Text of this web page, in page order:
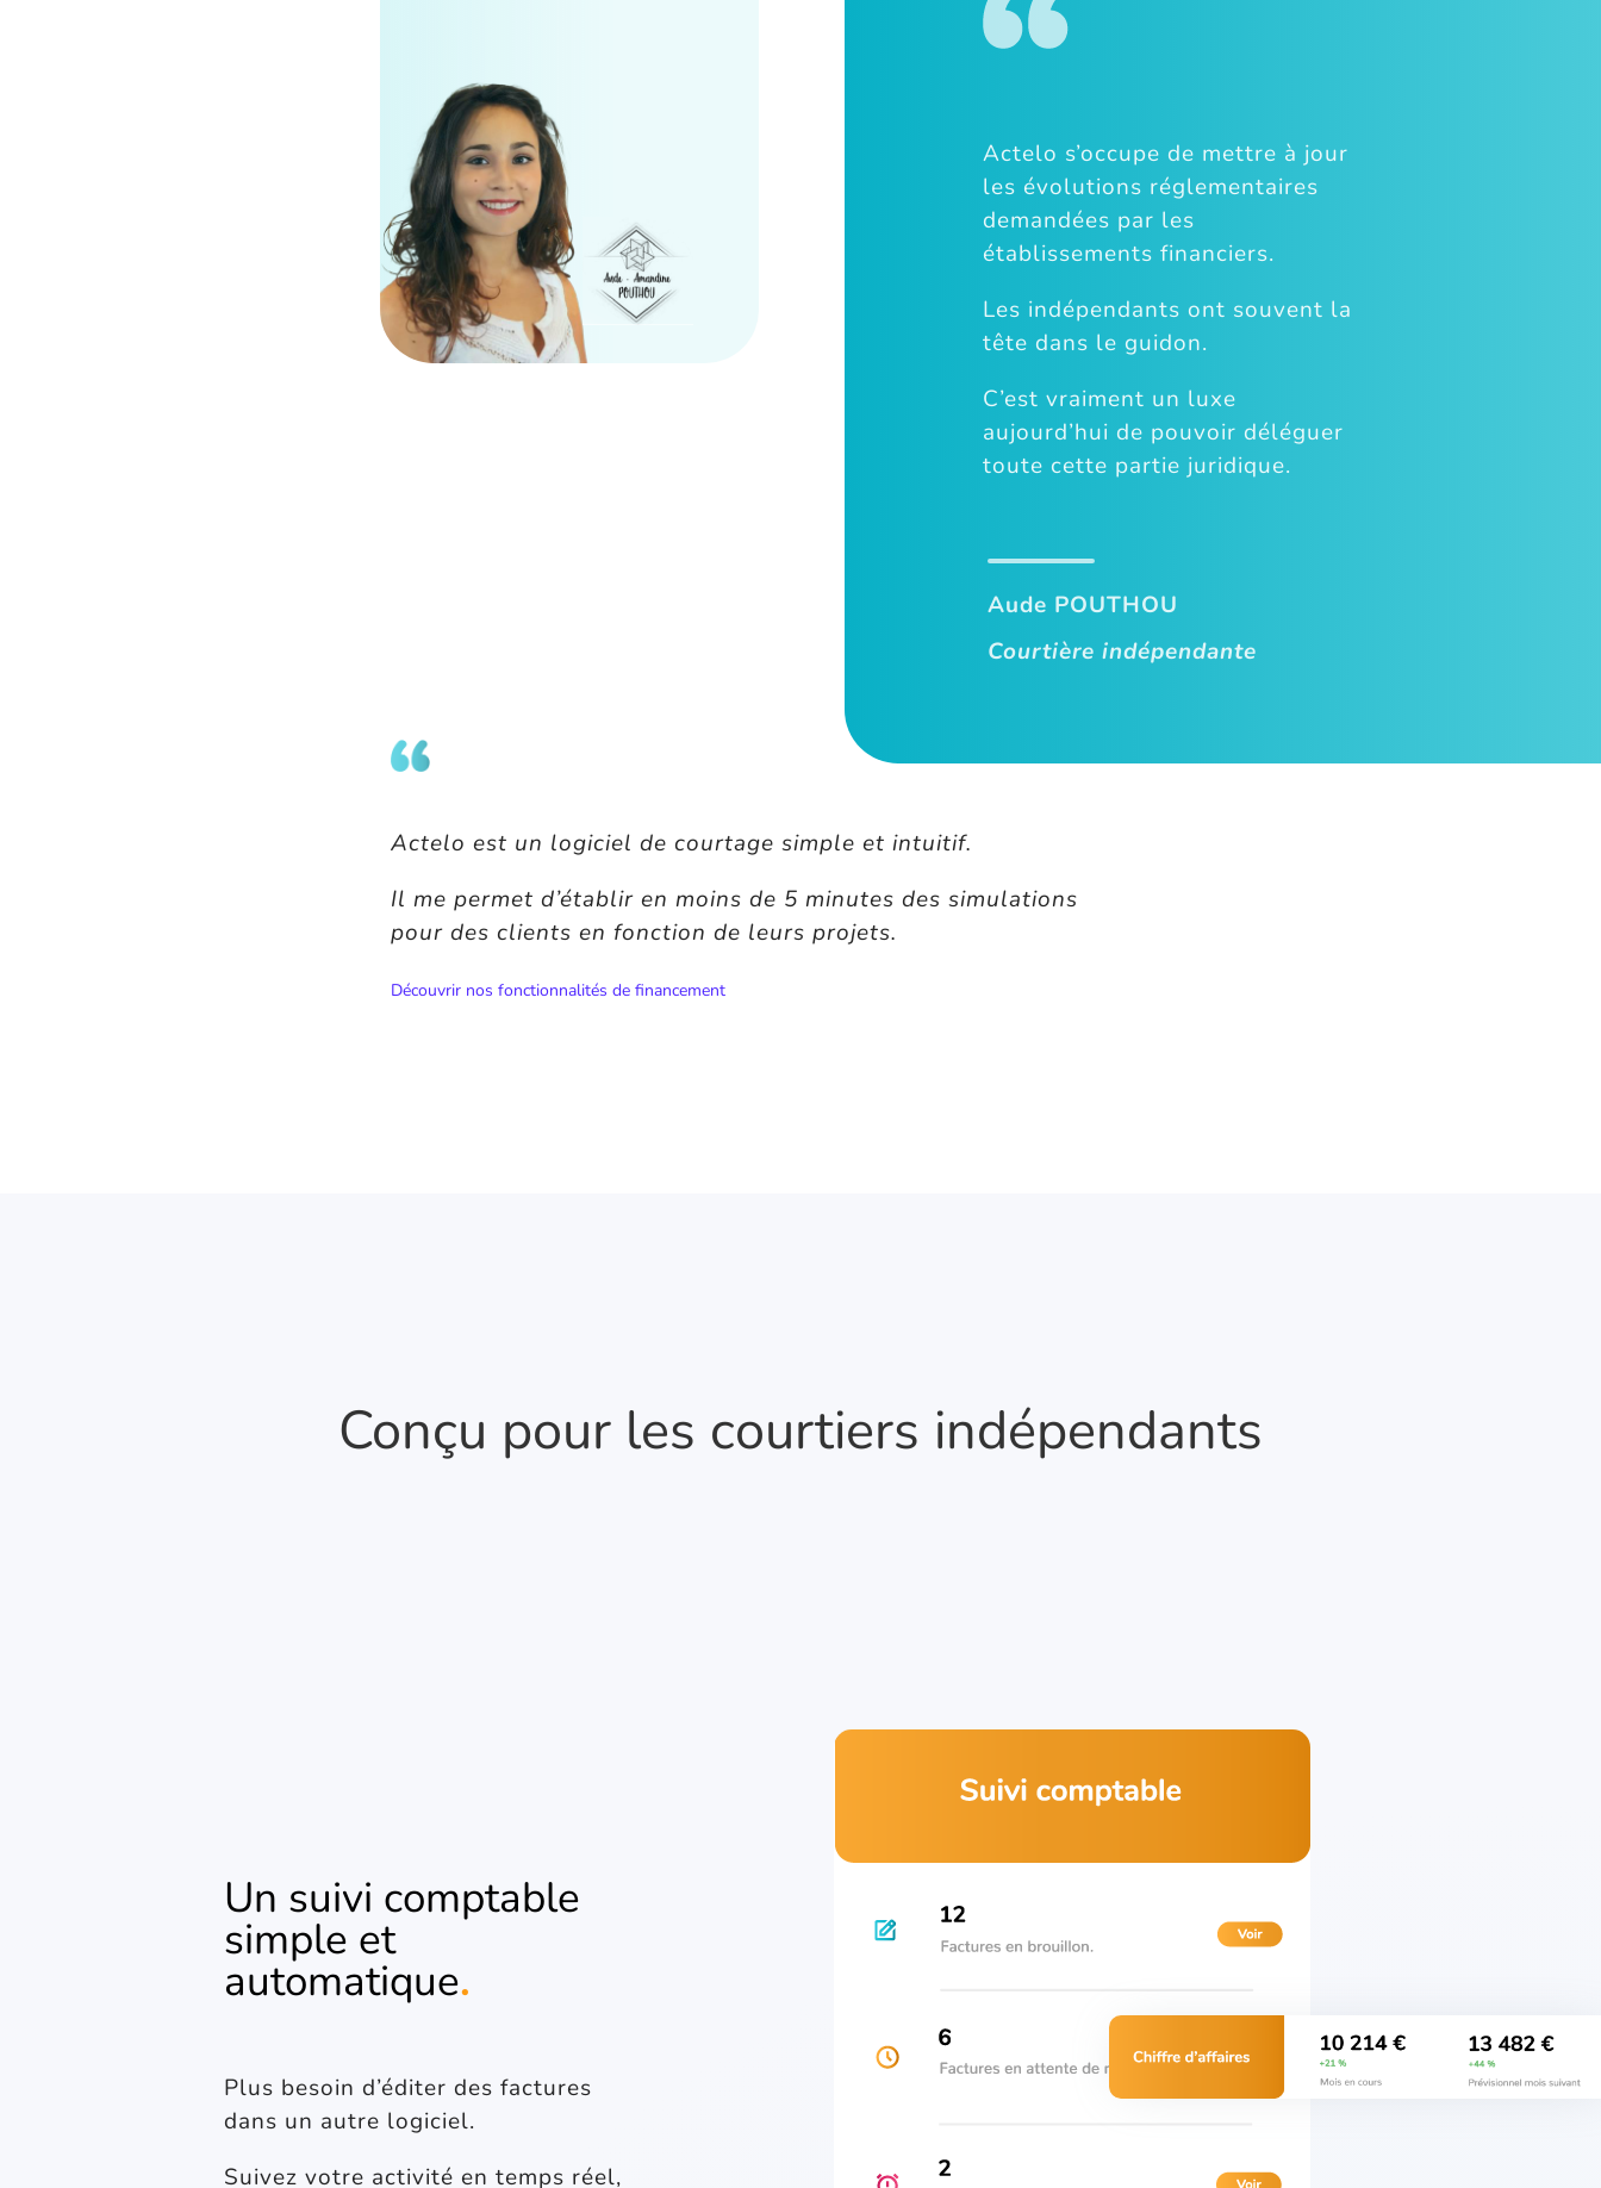
Actelo s’occupe de mettre à jour
les évolutions réglementaires
demandées par les
établissements financiers.
Les indépendants ont souvent la
tête dans le guidon.
C’est vraiment un luxe
aujourd’hui de pouvoir déléguer
toute cette partie juridique.
Aude POUTHOU
Courtière indépendante
Actelo est un logiciel de courtage simple et intuitif.
Il me permet d’établir en moins de 5 minutes des simulations
pour des clients en fonction de leurs projets.
Découvrir nos fonctionnalités de financement
Conçu pour les courtiers indépendants
Un suivi comptable
simple et
automatique.
Plus besoin d’éditer des factures
dans un autre logiciel.
Suivez votre activité en temps réel,